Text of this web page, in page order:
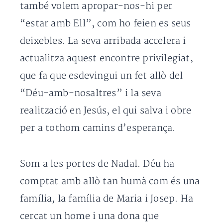
també volem apropar-nos-hi per
“estar amb Ell”, com ho feien es seus
deixebles. La seva arribada accelera i
actualitza aquest encontre privilegiat,
que fa que esdevingui un fet allò del
“Déu-amb-nosaltres” i la seva
realització en Jesús, el qui salva i obre
per a tothom camins d’esperança.
Som a les portes de Nadal. Déu ha
comptat amb allò tan humà com és una
família, la família de Maria i Josep. Ha
cercat un home i una dona que